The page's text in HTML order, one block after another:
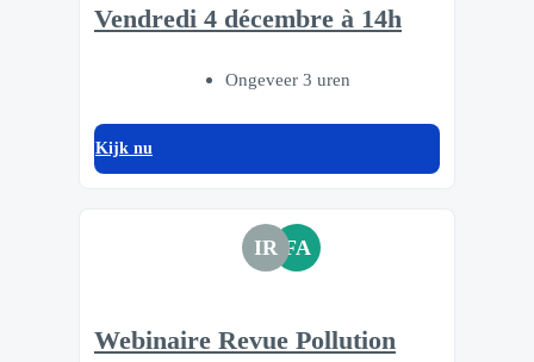
Vendredi 4 décembre à 14h
Ongeveer 3 uren
Kijk nu
IR FA
Webinaire Revue Pollution